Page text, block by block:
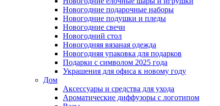
Новогодние подарочные наборы
Новогодние подушки и пледы
Новогодние свечи
Новогодний стол
Новогодняя вязаная одежда
Новогодняя упаковка для подарков
Подарки с символом 2025 года
Украшения для офиса к новому году
Дом
Аксессуары и средства для ухода
Ароматические диффузоры с логотипом